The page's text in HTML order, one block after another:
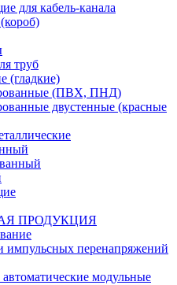
для кабель-канала
труб
(гладкие)
(ПВХ, ПНД)
двустенные (красные
ПРОДУКЦИЯ
импульсных перенапряжений
модульные